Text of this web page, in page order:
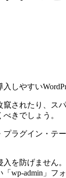
しやすい
されたり、ス
きでしょう。
ラグイン・テ
を防げません。
wp-admin」フ